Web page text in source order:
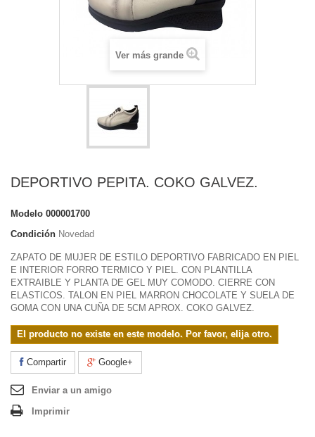
Ver más grande
DEPORTIVO PEPITA. COKO GALVEZ.
Modelo 000001700
Condición Novedad
ZAPATO DE MUJER DE ESTILO DEPORTIVO FABRICADO EN PIEL
E INTERIOR FORRO TERMICO Y PIEL. CON PLANTILLA
EXTRAIBLE Y PLANTA DE GEL MUY COMODO. CIERRE CON
ELASTICOS. TALON EN PIEL MARRON CHOCOLATE Y SUELA DE
GOMA CON UNA CUÑA DE 5CM APROX. COKO GALVEZ.
El producto no existe en este modelo. Por favor, elija otro.
Compartir Google+
Enviar a un amigo
Imprimir